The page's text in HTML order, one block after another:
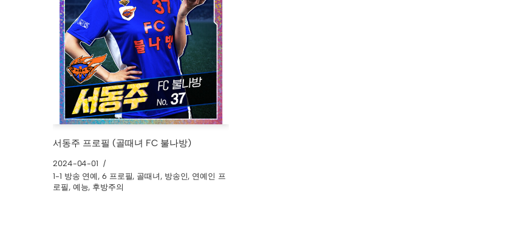
서동주 프로필 (골때녀 FC 불나방)
2024-04-01
1-1 방송 연예 , 6 프로필, 골때녀 , 방송인, 연예인 프
로필 , 예능, 후방주의